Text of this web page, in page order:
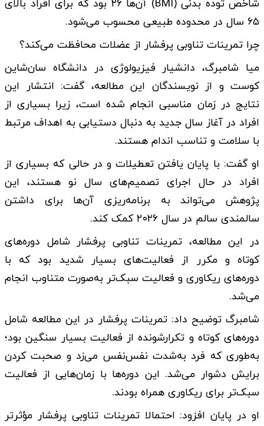
شاخص توده بدنی (BMI) آن‌ها ۲۶ بود که برای افراد بالای
۶۵ سال در محدوده طبیعی محسوب می‌شود.
چرا تمرینات تناوبی پرفشار از عضلات محافظت می‌کند؟
میا شامبرگ، دانشیار فیزیولوژی در دانشگاه سان‌شاین
کوست و از نویسندگان این مطالعه، گفت: انتشار این
نتایج در زمان مناسبی انجام شده است، زیرا بسیاری از
افراد در آغاز سال جدید به دنبال دستیابی به اهداف مرتبط
با سلامت و تناسب اندام هستند.
او گفت: با پایان یافتن تعطیلات و در حالی که بسیاری از
افراد در حال اجرای تصمیم‌های سال نو هستند، این
پژوهش می‌تواند به برنامه‌ریزی آن‌ها برای داشتن
سالمندی سالم در سال ۲۰۲۶ کمک کند.
در این مطالعه، تمرینات تناوبی پرفشار شامل دوره‌های
کوتاه و مکرر از فعالیت‌های بسیار شدید بود که با
دوره‌های ریکاوری و فعالیت سبک‌تر به‌صورت متناوب انجام
می‌شد.
شامبرگ توضیح داد: تمرینات پرفشار در این مطالعه شامل
دوره‌های کوتاه و تکرارشونده از فعالیت بسیار سنگین بود؛
به‌طوری که فرد به‌شدت نفس‌نفس می‌زد و صحبت کردن
برایش دشوار می‌شد. این دوره‌ها با زمان‌هایی از فعالیت
سبک‌تر برای ریکاوری همراه بودند.
او در پایان افزود: احتمالا تمرینات تناوبی پرفشار مؤثرتر